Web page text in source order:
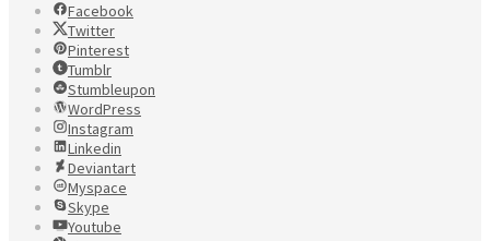
Facebook
Twitter
Pinterest
Tumblr
Stumbleupon
WordPress
Instagram
Linkedin
Deviantart
Myspace
Skype
Youtube